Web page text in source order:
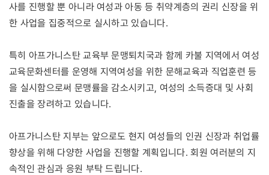
사를 진행할 뿐 아니라 여성과 아동 등 취약계층의 권리 신장을 위
한 사업을 집중적으로 실시하고 있습니다.
특히 아프가니스탄 교육부 문맹퇴치국과 함께 카불 지역에서 여성
교육문화센터를 운영해 지역여성을 위한 문해교육과 직업훈련 등
을 실시함으로써 문맹률을 감소시키고, 여성의 소득증대 및 사회
진출을 장려하고 있습니다.
아프가니스탄 지부는 앞으로도 현지 여성들의 인권 신장과 취업률
향상을 위해 다양한 사업을 진행할 계획입니다. 회원 여러분의 지
속적인 관심과 응원 부탁 드립니다.